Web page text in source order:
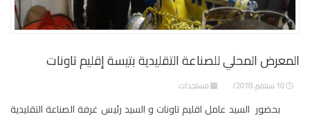
المعرض المحلي للصناعة التقليدية بتيسة إقليم تاونات
مستجدات
بحضور السيد عامل اقليم تاونات و السيد رئيس غرفة الصناعة التقليدية